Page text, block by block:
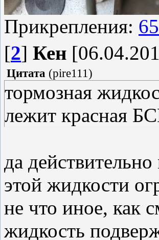
Прикрепления:
[2] Кен
Цитата (pire111)
тормозная
лежит красная
да
этой жидкости
не что иное, как
жидкость